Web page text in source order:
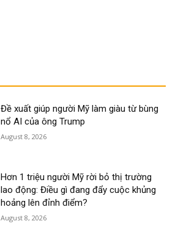
Đề xuất giúp người Mỹ làm giàu từ bùng
nổ AI của ông Trump
August 8, 2026
Hơn 1 triệu người Mỹ rời bỏ thị trường
lao động: Điều gì đang đẩy cuộc khủng
hoảng lên đỉnh điểm?
August 8, 2026